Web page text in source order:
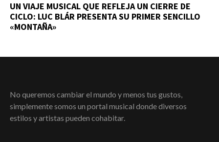
UN VIAJE MUSICAL QUE REFLEJA UN CIERRE DE
CICLO: LUC BLÁR PRESENTA SU PRIMER SENCILLO
«MONTAÑA»
No queremos cambiar el mundo y menos tus gustos,
simplemente somos un portal musical donde diversos
estilos y artistas pueden cohabitar.